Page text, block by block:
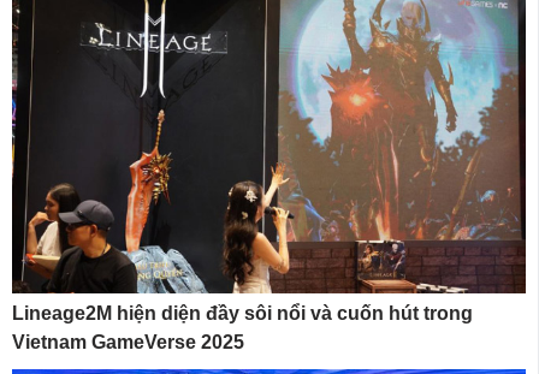
Lineage2M hiện diện đầy sôi nổi và cuốn hút trong
Vietnam GameVerse 2025